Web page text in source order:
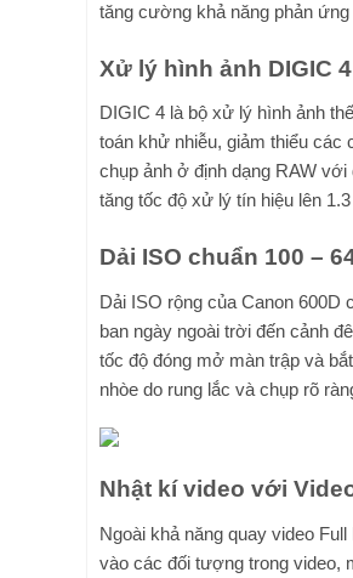
tăng cường khả năng phản
Xử lý hình ảnh DIGIC 4
DIGIC 4 là bộ xử lý hình ảnh
toán khử nhiễu, giảm thiểu các
chụp ảnh ở định dạng RAW
tăng tốc độ xử lý tín hiệu lên
Dải ISO chuẩn 100 –
Dải ISO rộng của Canon 600D
ban ngày ngoài trời đến cảnh
tốc độ đóng mở màn trập và
nhòe do rung lắc và chụp rõ
Nhật kí video với
Ngoài khả năng quay video
vào các đối tượng trong video,